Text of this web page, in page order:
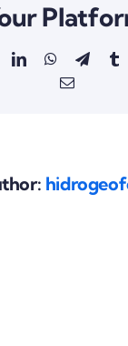
LinkedInWhatsApp
Email